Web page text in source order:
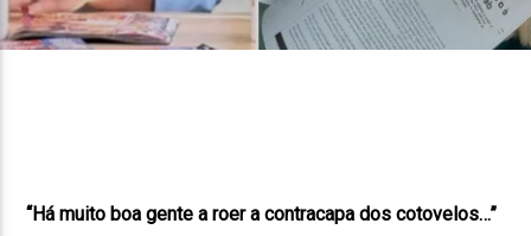
FAIXA ATUAL
“Há muito boa gente a roer a contracapa dos cotovelos…”